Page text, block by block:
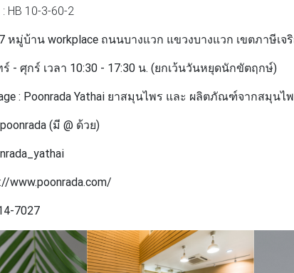
10-3-60-2
หมู่บ้าน workplace ถนนบางแวก แขวงบางแวก เขตภาษีเ
ร์ - ศุกร์ เวลา 10:30 - 17:30 น. (ยกเว้นวันหยุดนักขัตฤกษ์)
: Poonrada Yathai ยาสมุนไพร และ ผลิตภัณฑ์จากสมุนไ
(มี @ ด้วย)
www.poonrada.com/
7027